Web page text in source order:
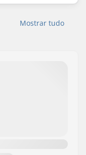
Mostrar tudo